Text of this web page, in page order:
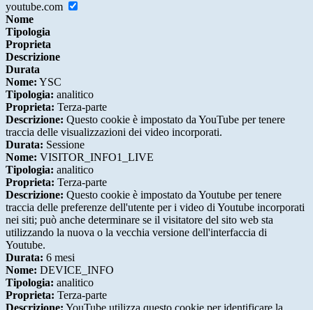
youtube.com
Nome
Tipologia
Proprieta
Descrizione
Durata
Nome: YSC
Tipologia: analitico
Proprieta: Terza-parte
Descrizione: Questo cookie è impostato da YouTube per tenere
traccia delle visualizzazioni dei video incorporati.
Durata: Sessione
Nome: VISITOR_INFO1_LIVE
Tipologia: analitico
Proprieta: Terza-parte
Descrizione: Questo cookie è impostato da Youtube per tenere
traccia delle preferenze dell'utente per i video di Youtube incorporati
nei siti; può anche determinare se il visitatore del sito web sta
utilizzando la nuova o la vecchia versione dell'interfaccia di
Youtube.
Durata: 6 mesi
Nome: DEVICE_INFO
Tipologia: analitico
Proprieta: Terza-parte